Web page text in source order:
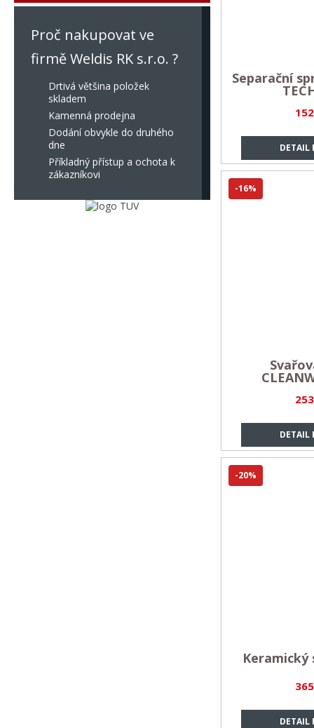
Proč nakupovat ve
firmě Weldis RK s.r.o. ?
Drtivá většina položek
skladem
Kamenná prodejna
Dodání obvykle do druhého
dne
Příkladný přístup a ochota k
zákazníkovi
DETAIL
Separační
DETAIL
-16%
DETAIL
Keramický
-20%